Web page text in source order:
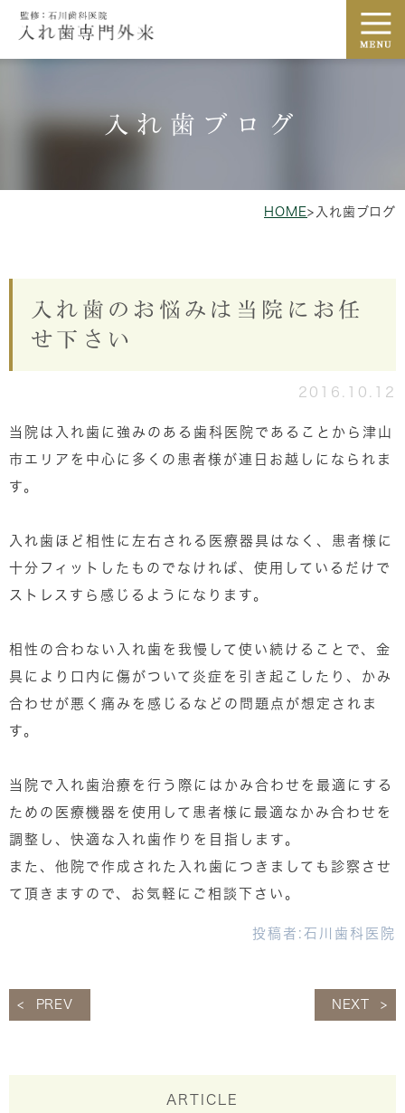
入れ歯ブログ
HOME> 入れ歯ブログ
入れ歯のお悩みは当院にお任
せ下さい
2016.10.12
当院は入れ歯に強みのある歯科医院であることから津山
市エリアを中心に多くの患者様が連日お越しになられま
す。
入れ歯ほど相性に左右される医療器具はなく、患者様に
十分フィットしたものでなければ、使用しているだけで
ストレスすら感じるようになります。
相性の合わない入れ歯を我慢して使い続けることで、金
具により口内に傷がついて炎症を引き起こしたり、かみ
合わせが悪く痛みを感じるなどの問題点が想定されま
す。
当院で入れ歯治療を行う際にはかみ合わせを最適にする
ための医療機器を使用して患者様に最適なかみ合わせを
調整し、快適な入れ歯作りを目指します。
また、他院で作成された入れ歯につきましても診察させ
て頂きますので、お気軽にご相談下さい。
投稿者: 石川歯科医院
PREV NEXT
ARTICLE